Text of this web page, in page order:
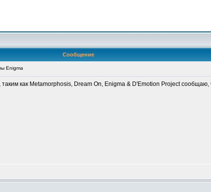
Сообщение
Enigma
как Metamorphosis, Dream On, Enigma & D'Emotion Project